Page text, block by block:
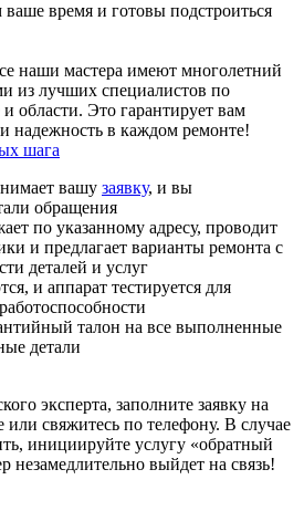
время и готовы подстроиться
наши мастера имеют многолетний
из лучших специалистов по
области. Это гарантирует вам
надежность в каждом ремонте!
шага
вашу заявку, и вы
обращения
по указанному адресу, проводит
и предлагает варианты ремонта с
деталей и услуг
и аппарат тестируется для
талон на все выполненные
детали
эксперта, заполните заявку на
или свяжитесь по телефону. В случае
инициируйте услугу «обратный
выйдет на связь!